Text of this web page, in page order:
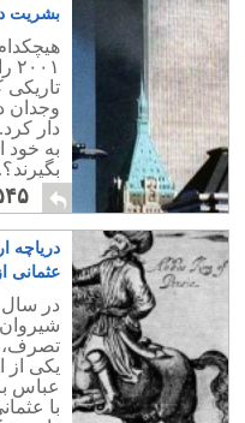
بشریت
وجدان
دار
بگیرند؟.
دریاچه
عثمانی
تصرف،
عباس